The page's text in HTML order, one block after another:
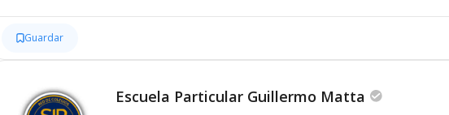
Guardar
Escuela Particular Guillermo Matta